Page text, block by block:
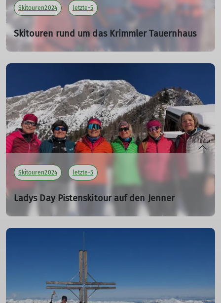
Skitouren2024 letzte-5
Skitouren rund um das Krimmler Tauernhaus
vom 07. - 10.03.2024
Teilnehmer: 5
mehr erfahren
Skitouren2024 letzte-5
Ladys Day Pistenskitour auf den Jenner
25.02.2024
Tourenleiterin: Schneider Susanne